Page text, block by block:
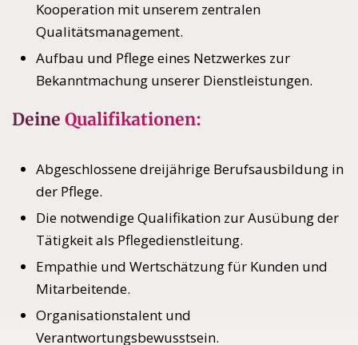
Kooperation mit unserem zentralen
Qualitätsmanagement.
Aufbau und Pflege eines Netzwerkes zur
Bekanntmachung unserer Dienstleistungen.
Deine Qualifikationen:
Abgeschlossene dreijährige Berufsausbildung in
der Pflege.
Die notwendige Qualifikation zur Ausübung der
Tätigkeit als Pflegedienstleitung.
Empathie und Wertschätzung für Kunden und
Mitarbeitende.
Organisationstalent und
Verantwortungsbewusstsein.